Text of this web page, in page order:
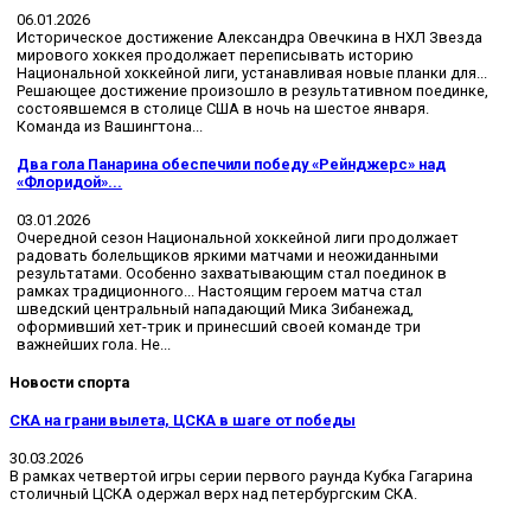
06.01.2026
Историческое достижение Александра Овечкина в НХЛ Звезда
мирового хоккея продолжает переписывать историю
Национальной хоккейной лиги, устанавливая новые планки для...
Решающее достижение произошло в результативном поединке,
состоявшемся в столице США в ночь на шестое января.
Команда из Вашингтона...
Два гола Панарина обеспечили победу «Рейнджерс» над
«Флоридой»...
03.01.2026
Очередной сезон Национальной хоккейной лиги продолжает
радовать болельщиков яркими матчами и неожиданными
результатами. Особенно захватывающим стал поединок в
рамках традиционного... Настоящим героем матча стал
шведский центральный нападающий Мика Зибанежад,
оформивший хет-трик и принесший своей команде три
важнейших гола. Не...
Новости спорта
СКА на грани вылета, ЦСКА в шаге от победы
30.03.2026
В рамках четвертой игры серии первого раунда Кубка Гагарина
столичный ЦСКА одержал верх над петербургским СКА.